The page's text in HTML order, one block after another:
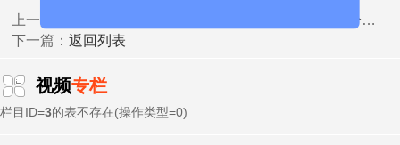
二、锚定政策红利，强化创新协同转化，走"政策赋能
+技术突围"路径
粤东西北专精特新企业逆袭的核心动力在于创新，需精
上一篇： 2026广东专精特新新政：梯度培育、绿色加分、数字化扶持三大变化
下一篇：返回列表
视频专栏
栏目ID=3的表不存在(操作类型=0)